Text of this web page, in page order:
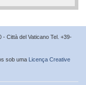
- Città del Vaticano Tel. +39-
sob uma Licença Creative